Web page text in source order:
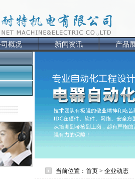
概况 新闻资讯
产品
当前位置：首页 > 企业动态